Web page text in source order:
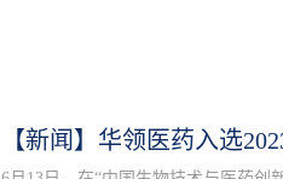
【新闻】华领医药入选